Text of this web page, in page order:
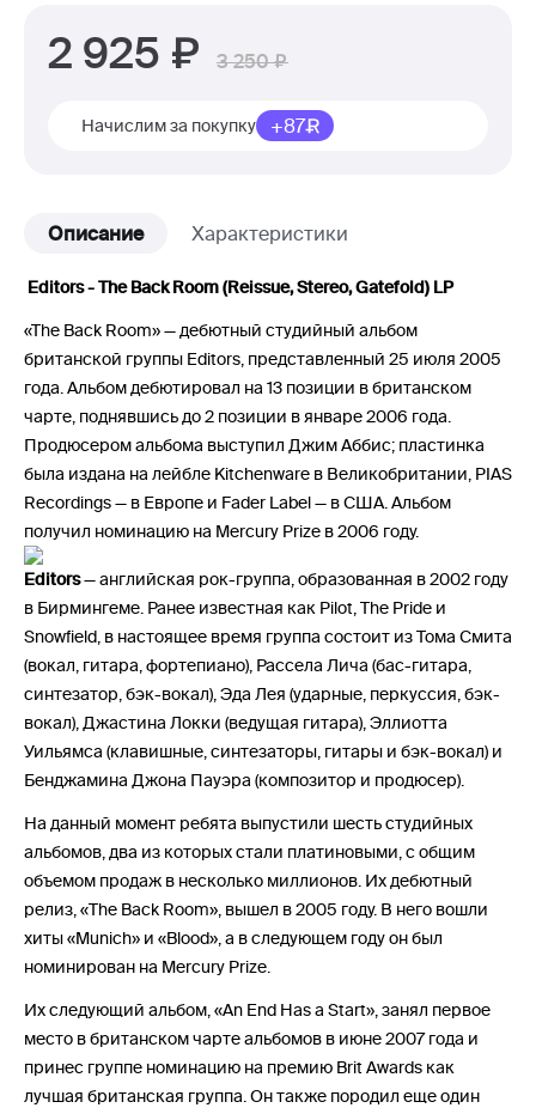
2 925 3 250
Начислим за покупку +87
Описание Характеристики
Editors - The Back Room (Reissue, Stereo, Gatefold) LP
«The Back Room» — дебютный студийный альбом
британской группы Editors, представленный 25 июля 2005
года. Альбом дебютировал на 13 позиции в британском
чарте, поднявшись до 2 позиции в январе 2006 года.
Продюсером альбома выступил Джим Аббис; пластинка
была издана на лейбле Kitchenware в Великобритании, PIAS
Recordings — в Европе и Fader Label — в США. Альбом
получил номинацию на Mercury Prize в 2006 году.
Editors— английская рок-группа, образованная в 2002 году
в Бирмингеме. Ранее известная как Pilot, The Pride и
Snowfield, в настоящее время группа состоит из Тома Смита
(вокал, гитара, фортепиано), Рассела Лича (бас-гитара,
синтезатор, бэк-вокал), Эда Лея (ударные, перкуссия, бэк-
вокал), Джастина Локки (ведущая гитара), Эллиотта
Уильямса (клавишные, синтезаторы, гитары и бэк-вокал) и
Бенджамина Джона Пауэра (композитор и продюсер).
На данный момент ребята выпустили шесть студийных
альбомов, два из которых стали платиновыми, с общим
объемом продаж в несколько миллионов. Их дебютный
релиз, «The Back Room», вышел в 2005 году. В него вошли
хиты «Munich» и «Blood», а в следующем году он был
номинирован на Mercury Prize.
Их следующий альбом, «An End Has a Start», занял первое
место в британском чарте альбомов в июне 2007 года и
принес группе номинацию на премию Brit Awards как
лучшая британская группа. Он также породил еще один